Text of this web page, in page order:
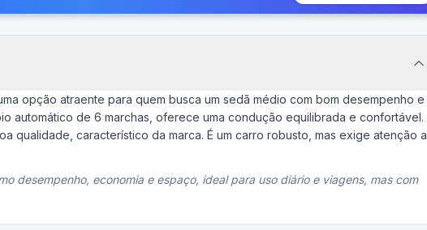
opção atraente para quem busca um sedã médio com bom desempenho e
automático de 6 marchas, oferece uma condução equilibrada e confortável.
qualidade, característico da marca. É um carro robusto, mas exige atenção a
desempenho, economia e espaço, ideal para uso diário e viagens, mas com